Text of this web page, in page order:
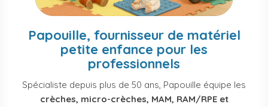
Papouille, fournisseur de matériel
petite enfance pour les
professionnels
Spécialiste depuis plus de 50 ans, Papouille équipe les
crèches, micro-crèches, MAM, RAM/RPE et